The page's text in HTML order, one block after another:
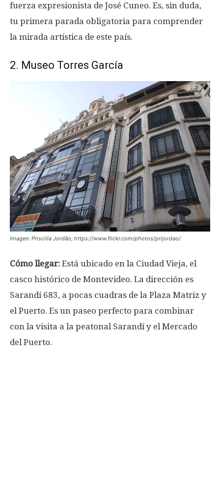
fuerza expresionista de José Cuneo. Es, sin duda,
tu primera parada obligatoria para comprender
la mirada artística de este país.
2. Museo Torres García
Imagen: Priscilla Jordão; https://www.flickr.com/photos/prijordao/
Cómo llegar: Está ubicado en la Ciudad Vieja, el
casco histórico de Montevideo. La dirección es
Sarandí 683, a pocas cuadras de la Plaza Matriz y
el Puerto. Es un paseo perfecto para combinar
con la visita a la peatonal Sarandí y el Mercado
del Puerto.